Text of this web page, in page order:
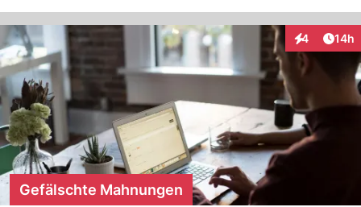
4
Interaktionen
14h
Gefälschte Mahnungen